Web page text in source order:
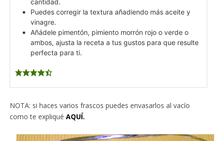
cantidad.
Puedes corregir la textura añadiendo más aceite y
vinagre.
Añádele pimentón, pimiento morrón rojo o verde o
ambos, ajusta la receta a tus gustos para que resulte
perfecta para ti.
NOTA: si haces varios frascos puedes envasarlos al vacío
como te expliqué AQUÍ.